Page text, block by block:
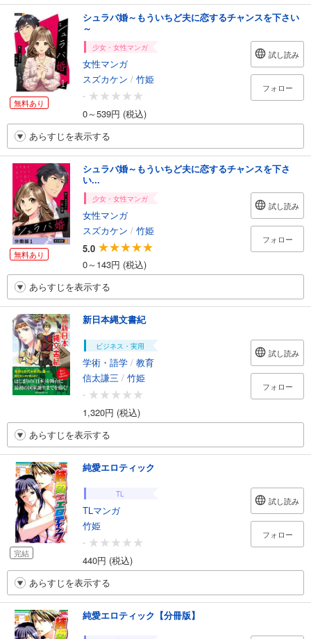
無料あり
シュラバ婚～もういちど夫に恋するチャンスを下さい
～
少女・女性マンガ
女性マンガ
スズカケン / 竹姫
-
0～539円 (税込)
試し読み
フォロー
あらすじを表示する
無料あり
シュラバ婚～もういちど夫に恋するチャンスを下さ
い...
少女・女性マンガ
女性マンガ
スズカケン / 竹姫
5.0
0～143円 (税込)
試し読み
フォロー
あらすじを表示する
新日本縄文書紀
ビジネス・実用
学術・語学 / 教育
信太謙三 / 竹姫
-
1,320円 (税込)
試し読み
フォロー
あらすじを表示する
完結
純愛エロティック
TL
TLマンガ
竹姫
-
440円 (税込)
試し読み
フォロー
あらすじを表示する
純愛エロティック【分冊版】